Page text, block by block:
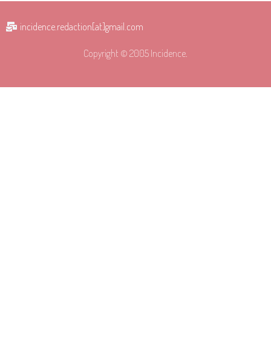
Copyright © 2005 Incidence.
incidence.redaction[at]gmail.com